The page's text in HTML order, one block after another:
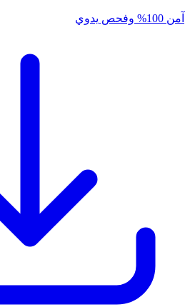
آمن 100% وفحص يدوي